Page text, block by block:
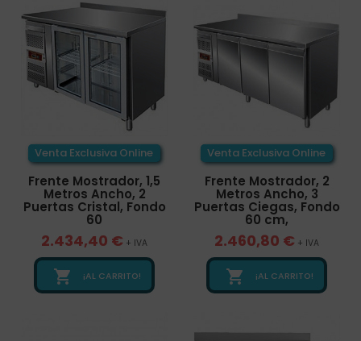
Venta Exclusiva Online
Frente Mostrador, 1,5
Metros Ancho, 2
Puertas Cristal, Fondo
60
2.434,40 € + IVA
 ¡AL CARRITO!
Venta Exclusiva Online
Frente Mostrador, 2
Metros Ancho, 3
Puertas Ciegas, Fondo
60 cm,
2.460,80 € + IVA
 ¡AL CARRITO!